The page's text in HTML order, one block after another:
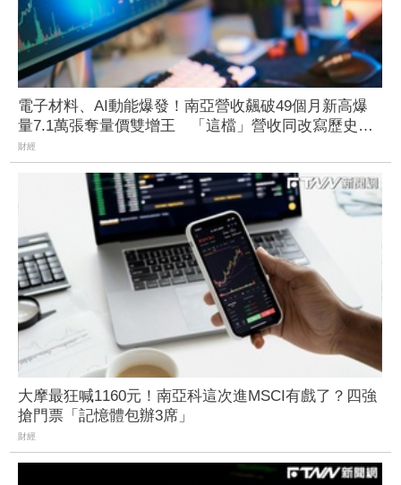
電子材料、AI動能爆發！南亞營收飆破49個月新高爆
量7.1萬張奪量價雙增王 「這檔」營收同改寫歷史也
吸金
財經
大摩最狂喊1160元！南亞科這次進MSCI有戲了？四強
搶門票「記憶體包辦3席」
財經